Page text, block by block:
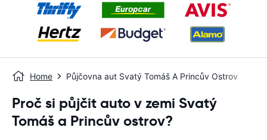
Home Půjčovna aut Svatý Tomáš A Princův Ostrov
Proč si půjčit auto v zemi Svatý
Tomáš a Princův ostrov?